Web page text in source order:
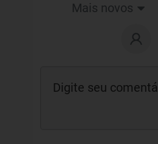
Mais novos